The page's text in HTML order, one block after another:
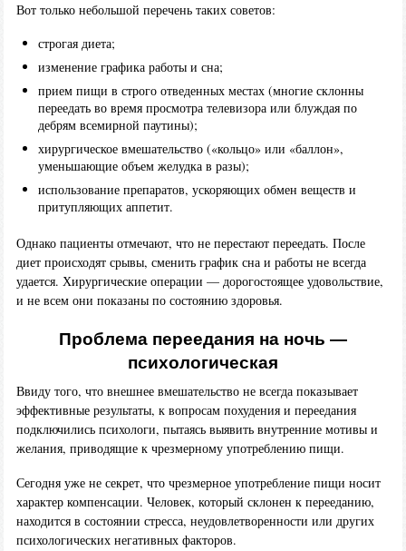
Вот только небольшой перечень таких советов:
строгая диета;
изменение графика работы и сна;
прием пищи в строго отведенных местах (многие склонны
переедать во время просмотра телевизора или блуждая по
дебрям всемирной паутины);
хирургическое вмешательство («кольцо» или «баллон»,
уменьшающие объем желудка в разы);
использование препаратов, ускоряющих обмен веществ и
притупляющих аппетит.
Однако пациенты отмечают, что не перестают переедать. После
диет происходят срывы, сменить график сна и работы не всегда
удается. Хирургические операции — дорогостоящее удовольствие,
и не всем они показаны по состоянию здоровья.
Проблема переедания на ночь —
психологическая
Ввиду того, что внешнее вмешательство не всегда показывает
эффективные результаты, к вопросам похудения и переедания
подключились психологи, пытаясь выявить внутренние мотивы и
желания, приводящие к чрезмерному употреблению пищи.
Сегодня уже не секрет, что чрезмерное употребление пищи носит
характер компенсации. Человек, который склонен к перееданию,
находится в состоянии стресса, неудовлетворенности или других
психологических негативных факторов.